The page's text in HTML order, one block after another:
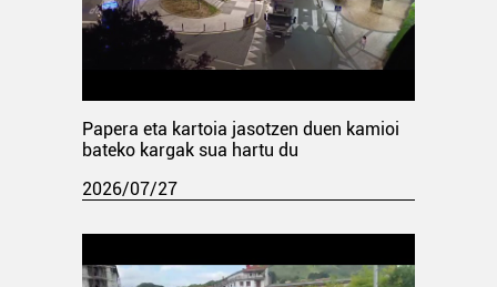
Papera eta kartoia jasotzen duen kamioi
bateko kargak sua hartu du
2026/07/27